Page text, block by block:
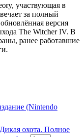
участвующая в
за полный
версия
The Witcher IV. В
ранее работавшие
(Nintendo
охота. Полное